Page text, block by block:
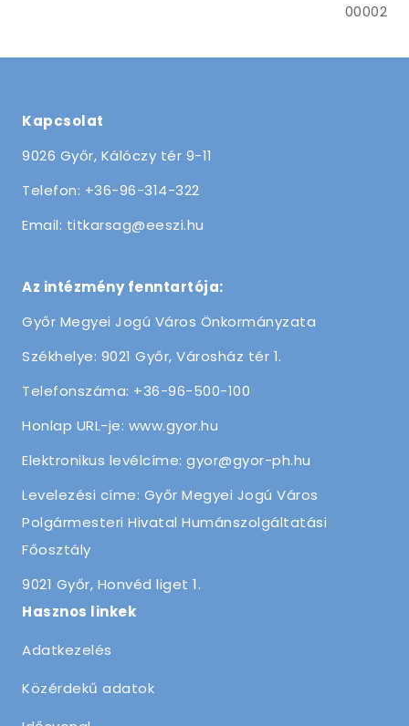
00002
Kapcsolat
9026 Győr, Kálóczy tér 9-11
Telefon: +36-96-314-322
Email: titkarsag@eeszi.hu
Az intézmény fenntartója:
Győr Megyei Jogú Város Önkormányzata
Székhelye: 9021 Győr, Városház tér 1.
Telefonszáma: +36-96-500-100
Honlap URL-je: www.gyor.hu
Elektronikus levélcíme: gyor@gyor-ph.hu
Levelezési címe: Győr Megyei Jogú Város
Polgármesteri Hivatal Humánszolgáltatási
Főosztály
9021 Győr, Honvéd liget 1.
Hasznos linkek
Adatkezelés
Közérdekű adatok